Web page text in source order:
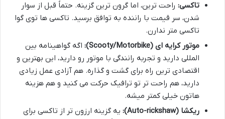
تاکسی: راحت ترین، اما گرون ترین گزینه. حتماً قبل از سوار
شدن، سر قیمت با راننده به توافق برسید. تاکسی ها توی گوا
تاکسی متر ندارن.
موتور کرایه ای (Scooty/Motorbike):
اگه گواهینامه بین
المللی دارید و تجربه رانندگی با موتور رو دارید، این بهترین و
اقتصادی ترین راه برای گشت و گذاره. هم آزادی عمل زیادی
دارید، هم راحت تر تو ترافیک حرکت می کنید و هم هزینه
هاتون خیلی کمتر میشه.
ریکشا (Auto-rickshaw):
یه گزینه ارزون تر از تاکسی برای